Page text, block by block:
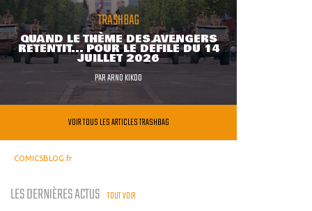
TRASHBAG
QUAND LE THÈME DES AVENGERS
RETENTIT... POUR LE DÉFILÉ DU 14
JUILLET 2026
PARARNO KIKOO
VOIR TOUS LES ARTICLES TRASHBAG
COMICSBLOG.fr
LES DERNIÈRES ACTUS TOUT VOIR